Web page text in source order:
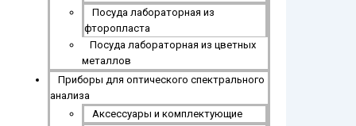
Посуда лабораторная из
фторопласта
Посуда лабораторная из цветных
металлов
Приборы для оптического спектрального
анализа
Аксессуары и комплектующие